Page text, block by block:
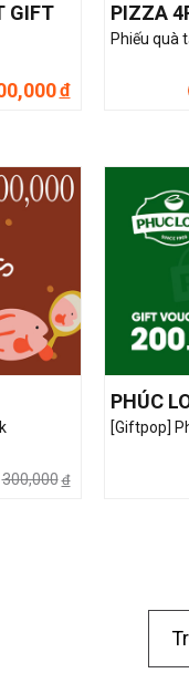
GIFT
đ
PIZZA
Phiếu quà
300,000 đ
PHÚC
[Giftpop]